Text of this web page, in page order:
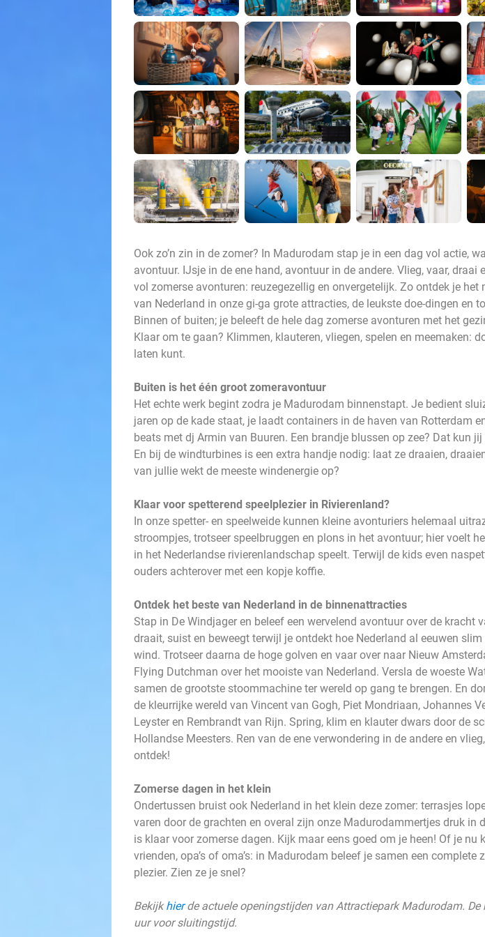
Ook zo’n zin in de zomer? In Madurodam stap je in een dag vol actie,
avontuur. IJsje in de ene hand, avontuur in de andere. Vlieg, vaar, draai
vol zomerse avonturen: reuzegezellig en onvergetelijk. Zo ontdek je het
van Nederland in onze gi-ga grote attracties, de leukste doe-dingen en
Binnen of buiten; je beleeft de hele dag zomerse avonturen met het
Klaar om te gaan? Klimmen, klauteren, vliegen, spelen en meemaken:
laten kunt.
Buiten is het één groot zomeravontuur
Het echte werk begint zodra je Madurodam binnenstapt. Je bedient
jaren op de kade staat, je laadt containers in de haven van Rotterdam
beats met dj Armin van Buuren. Een brandje blussen op zee? Dat kun jij
En bij de windturbines is een extra handje nodig: laat ze draaien,
van jullie wekt de meeste windenergie op?
Klaar voor spetterend speelplezier in Rivierenland?
In onze spetter- en speelweide kunnen kleine avonturiers helemaal
stroompjes, trotseer speelbruggen en plons in het avontuur; hier voelt
in het Nederlandse rivierenlandschap speelt. Terwijl de kids even
ouders achterover met een kopje koffie.
Ontdek het beste van Nederland in de binnenattracties
Stap in De Windjager en beleef een wervelend avontuur over de kracht
draait, suist en beweegt terwijl je ontdekt hoe Nederland al eeuwen
wind. Trotseer daarna de hoge golven en vaar over naar Nieuw
Flying Dutchman over het mooiste van Nederland. Versla de woeste
samen de grootste stoommachine ter wereld op gang te brengen. En
de kleurrijke wereld van Vincent van Gogh, Piet Mondriaan, Johannes
Leyster en Rembrandt van Rijn. Spring, klim en klauter dwars door de
Hollandse Meesters. Ren van de ene verwondering in de andere en
ontdek!
Zomerse dagen in het klein
Ondertussen bruist ook Nederland in het klein deze zomer: terrasjes
varen door de grachten en overal zijn onze Madurodammertjes druk in
is klaar voor zomerse dagen. Kijk maar eens goed om je heen! Of je nu
vrienden, opa’s of oma’s: in Madurodam beleef je samen een complete
plezier. Zien ze je snel?
Bekijkhierde actuele openingstijden van Attractiepark Madurodam. De
uur voor sluitingstijd.